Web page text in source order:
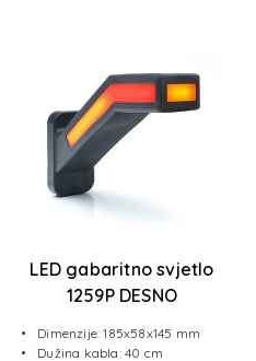
LED gabaritno svjetlo
1259P DESNO
INDIKATOR) NEON
Dimenzije: 185x58x145 mm
Dužina kabla: 40 cm